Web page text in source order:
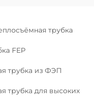
трубка
FEP
трубка из ФЭП
трубка для высоких